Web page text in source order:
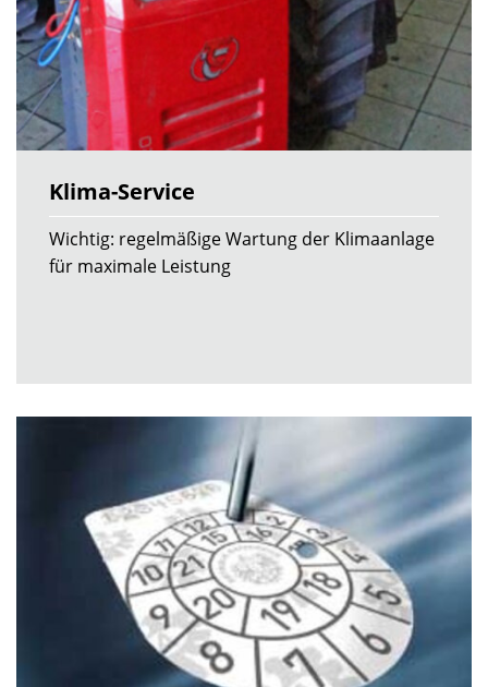
Klima-Service
Wichtig: regelmäßige Wartung der Klimaanlage
für maximale Leistung